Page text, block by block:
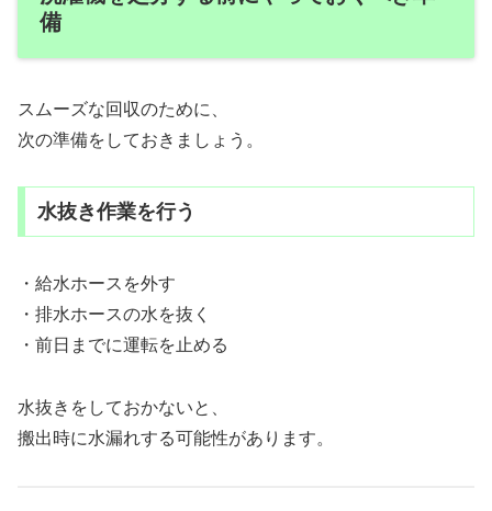
備
スムーズな回収のために、
次の準備をしておきましょう。
水抜き作業を行う
・給水ホースを外す
・排水ホースの水を抜く
・前日までに運転を止める
水抜きをしておかないと、
搬出時に水漏れする可能性があります。